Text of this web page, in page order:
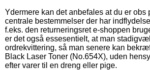
Ydermere kan det anbefales at du er obs
centrale bestemmelser der har
f.eks. den returneringsret e-shoppen
er det også essesentielt, at man
ordrekvittering, så man senere kan
Black Laser Toner (No.654X), uden
efter varer til en dreng eller pige.